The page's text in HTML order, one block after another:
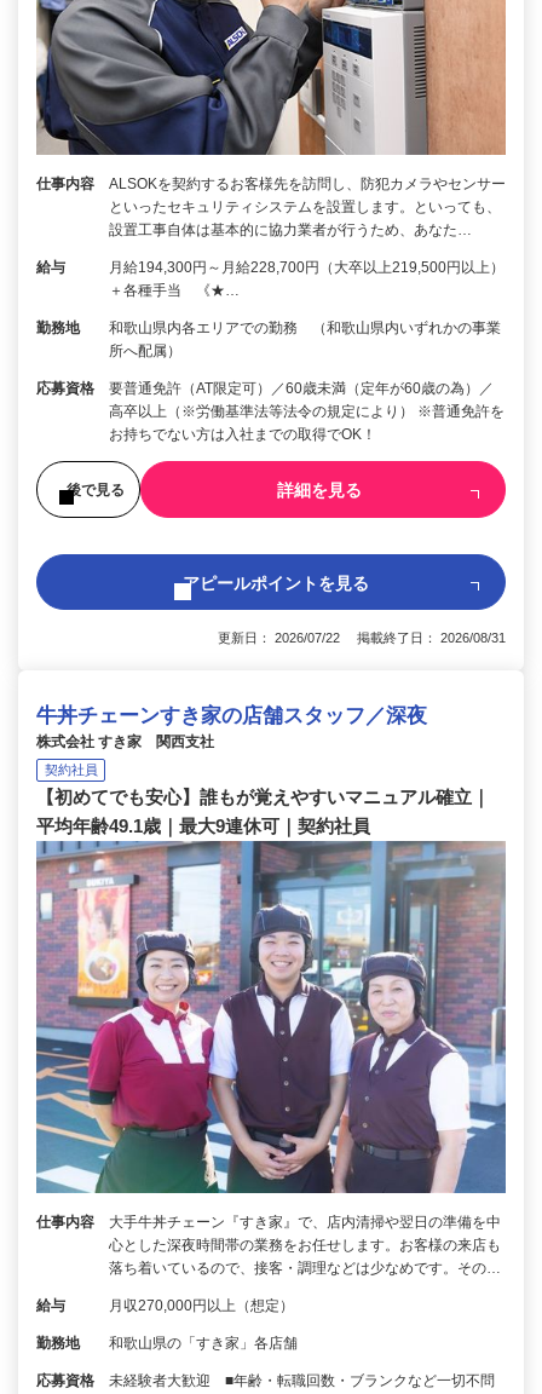
仕事内容
ALSOKを契約するお客様先を訪問し、防犯カメラやセンサー
といったセキュリティシステムを設置します。といっても、
設置工事自体は基本的に協力業者が行うため、あなた…
給与
月給194,300円～月給228,700円（大卒以上219,500円以上）
＋各種手当 《★…
勤務地
和歌山県内各エリアでの勤務 （和歌山県内いずれかの事業
所へ配属）
応募資格
要普通免許（AT限定可）／60歳未満（定年が60歳の為）／
高卒以上（※労働基準法等法令の規定により） ※普通免許を
お持ちでない方は入社までの取得でOK！
後で見る 詳細を見る
アピールポイントを見る
更新日： 2026/07/22 掲載終了日： 2026/08/31
牛丼チェーンすき家の店舗スタッフ／深夜
株式会社 すき家 関西支社
契約社員
【初めてでも安心】誰もが覚えやすいマニュアル確立｜
平均年齢49.1歳｜最大9連休可｜契約社員
仕事内容
大手牛丼チェーン『すき家』で、店内清掃や翌日の準備を中
心とした深夜時間帯の業務をお任せします。お客様の来店も
落ち着いているので、接客・調理などは少なめです。その…
給与 月収270,000円以上（想定）
勤務地 和歌山県の「すき家」各店舗
応募資格
未経験者大歓迎 ■年齢・転職回数・ブランクなど一切不問